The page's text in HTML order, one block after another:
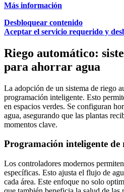
Más información
Desbloquear contenido
Aceptar el servicio requerido y
Riego automático:
para ahorrar agua
La adopción de un sistema de riego
programación inteligente. Esto
en espacios verdes. Se configuran
agua, asegurando que las plantas
momentos clave.
Programación inteligente de
Los controladores modernos
específicas. Esto ajusta el flujo de
cada área. Este enfoque no solo